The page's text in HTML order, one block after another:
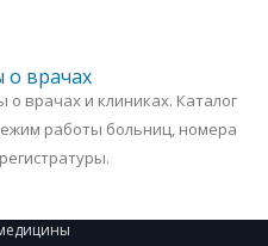
врачах
врачах и клиниках. Каталог
работы больниц, номера